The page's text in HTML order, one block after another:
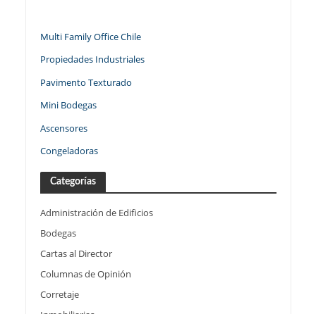
Multi Family Office Chile
Propiedades Industriales
Pavimento Texturado
Mini Bodegas
Ascensores
Congeladoras
Categorías
Administración de Edificios
Bodegas
Cartas al Director
Columnas de Opinión
Corretaje